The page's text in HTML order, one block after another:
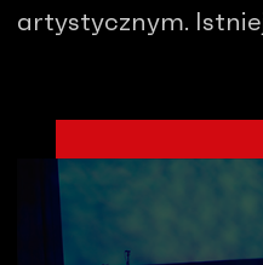
artystycznym.